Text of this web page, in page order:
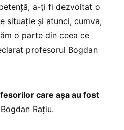
a-ți fi dezvoltat o
situație și atunci, cumva,
o parte din ceea ce
profesorul Bogdan
care așa au fost
Rațiu.